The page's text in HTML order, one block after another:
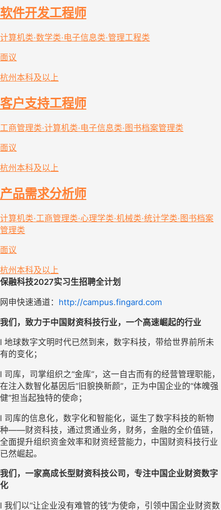
软件开发工程师
计算机类·数学类·电子信息类·管理工程类
面议
杭州 本科及以上
客户支持工程师
工商管理类·计算机类·电子信息类·图书档案管理类
面议
杭州 本科及以上
产品需求分析师
计算机类·工商管理类·心理学类·机械类·统计学类·图书档案
管理类
面议
杭州 本科及以上
保融科技2027实习生招聘全计划
网申快速通道： http://campus.fingard.com
我们，致力于中国财资科技行业，一个高速崛起的行业
l 地球数字文明时代已然到来，数字科技，带给世界前所未
有的变化；
l 司库，司掌组织之“金库”，这一自古而有的经营管理职能，
在注入数智化基因后“旧貌换新颜”，正为中国企业的“体魄强
健”担当起独特的使命；
l 司库的信息化，数字化和智能化，诞生了数字科技的新物
种——财资科技，通过贯通业务，财务，金融的全价值链，
全面提升组织资金效率和财资经营能力，中国财资科技行业
已然崛起。
我们，一家高成长型财资科技公司，专注中国企业财资数字
化
l 我们以“让企业没有难管的钱”为使命，引领中国企业财资数